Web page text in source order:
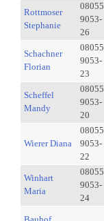
Rottmoser
Stephanie
08055
9053-
26
Schachner
Florian
08055
9053-
23
Scheffel
Mandy
08055
9053-
20
Wierer Diana
08055
9053-
22
Winhart
Maria
08055
9053-
24